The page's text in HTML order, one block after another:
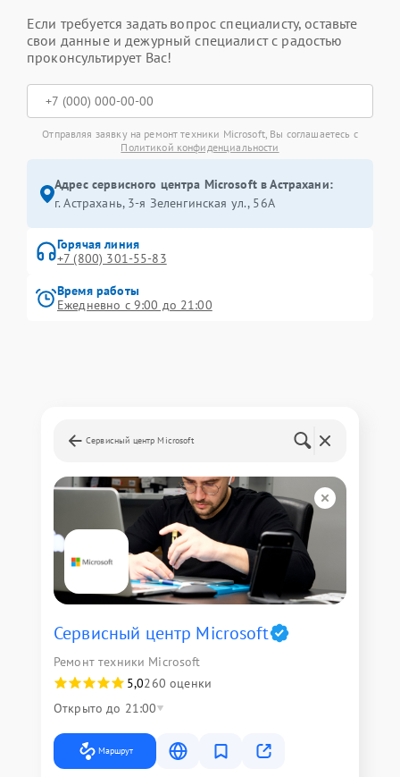
Если требуется задать вопрос специалисту, оставьте
свои данные и дежурный специалист с радостью
проконсультирует Вас!
Отправляя заявку на ремонт техники Microsoft, Вы соглашаетесь с
Политикой конфиденциальности
Адрес сервисного центра Microsoft в Астрахани:
г. Астрахань, 3-я Зеленгинская ул., 56А
Горячая линия
+7 (800) 301-55-83
Время работы
Ежедневно с 9:00 до 21:00
Сервисный центр Microsoft
Сервисный центр Microsoft
Ремонт техники Microsoft
5,0260 оценки
Открыто до 21:00
Маршрут